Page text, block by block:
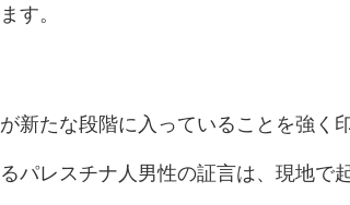
す。
新たな段階に入っていることを強く
パレスチナ人男性の証言は、現地で